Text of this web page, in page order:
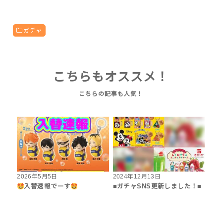
ガチャ
こちらもオススメ！
2026年5月5日
入替速報でーす
2024年12月13日
■ガチャSNS更新しました！■